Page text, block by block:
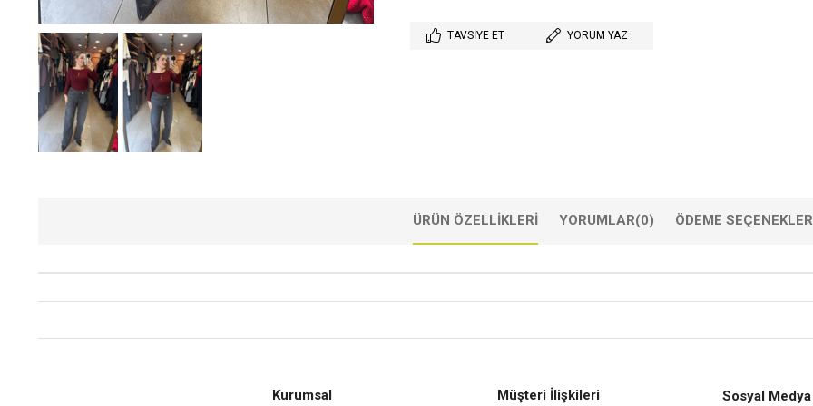
TAVSIYE ET YORUM YAZ
ÜRÜN ÖZELLIKLERI YORUMLAR(0) ÖDEME
Kurumsal Müşteri İlişkileri Sosyal Medya